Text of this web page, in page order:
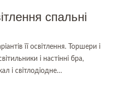
спальні
її освітлення. Торшери і
і настінні бра,
і світлодіодне…